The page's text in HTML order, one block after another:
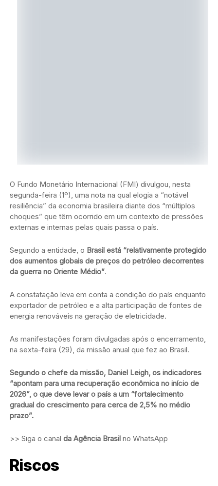
O Fundo Monetário Internacional (FMI) divulgou, nesta
segunda-feira (1º), uma nota na qual elogia a “notável
resiliência” da economia brasileira diante dos “múltiplos
choques” que têm ocorrido em um contexto de pressões
externas e internas pelas quais passa o país.
Segundo a entidade, o Brasil está “relativamente protegido
dos aumentos globais de preços do petróleo decorrentes
da guerra no Oriente Médio”.
A constatação leva em conta a condição do país enquanto
exportador de petróleo e a alta participação de fontes de
energia renováveis na geração de eletricidade.
As manifestações foram divulgadas após o encerramento,
na sexta-feira (29), da missão anual que fez ao Brasil.
Segundo o chefe da missão, Daniel Leigh, os indicadores
“apontam para uma recuperação econômica no início de
2026”, o que deve levar o país a um “fortalecimento
gradual do crescimento para cerca de 2,5% no médio
prazo”.
>> Siga o canal da Agência Brasil no WhatsApp
Riscos